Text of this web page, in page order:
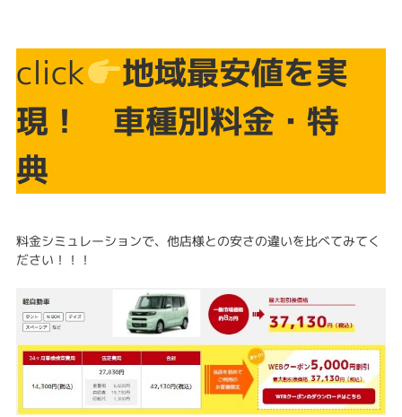
click 地域最安値を実
現！ 車種別料金・特
典
料金シミュレーションで、他店様との安さの違いを比べてみてく
ださい！！！